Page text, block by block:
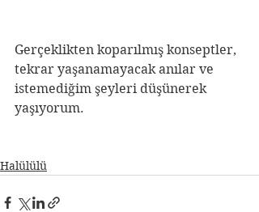
Gerçeklikten koparılmış konseptler,
tekrar yaşanamayacak anılar ve
istemediğim şeyleri düşünerek
yaşıyorum.
Halülülü